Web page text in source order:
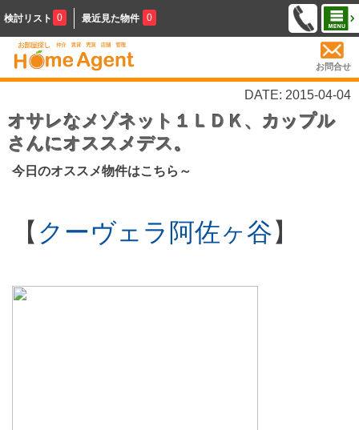
検討リスト 0 最近見た物件 0
お問合せ
DATE: 2015-04-04
オサレなメゾネット１ＬＤＫ、カップル
さんにオススメデス。
今日のオススメ物件はこちら～
【 クーヴェラ阿佐ヶ谷】